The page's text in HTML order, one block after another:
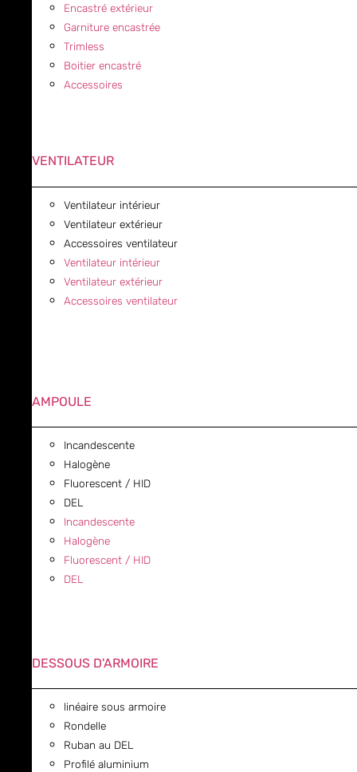
Encastré extérieur
Garniture encastrée
Trimless
Boitier encastré
Accessoires
VENTILATEUR
Ventilateur intérieur
Ventilateur extérieur
Accessoires ventilateur
Ventilateur intérieur
Ventilateur extérieur
Accessoires ventilateur
AMPOULE
Incandescente
Halogène
Fluorescent / HID
DEL
Incandescente
Halogène
Fluorescent / HID
DEL
DESSOUS D'ARMOIRE
linéaire sous armoire
Rondelle
Ruban au DEL
Profilé aluminium